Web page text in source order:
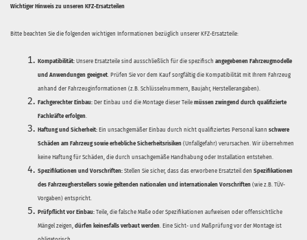
Wichtiger Hinweis zu unseren KFZ-Ersatzteilen
Bitte beachten Sie die folgenden wichtigen Informationen bezüglich unserer KFZ-Ersatzteile:
Kompatibilität: Unsere Ersatzteile sind ausschließlich für die spezifisch angegebenen Fahrzeugmodelle
und Anwendungen geeignet. Prüfen Sie vor dem Kauf sorgfältig die Kompatibilität mit Ihrem Fahrzeug
anhand der Fahrzeuginformationen (z.B. Schlüsselnummern, Baujahr, Herstellerangaben).
Fachgerechter Einbau: Der Einbau und die Montage dieser Teile müssen zwingend durch qualifizierte
Fachkräfte erfolgen.
Haftung und Sicherheit: Ein unsachgemäßer Einbau durch nicht qualifiziertes Personal kann schwere
Schäden am Fahrzeug sowie erhebliche Sicherheitsrisiken (Unfallgefahr) verursachen. Wir übernehmen
keine Haftung für Schäden, die durch unsachgemäße Handhabung oder Installation entstehen.
Spezifikationen und Vorschriften: Stellen Sie sicher, dass das erworbene Ersatzteil den Spezifikationen
des Fahrzeugherstellers sowie geltenden nationalen und internationalen Vorschriften (wie z.B. TÜV-
Vorgaben) entspricht.
Prüfpflicht vor Einbau: Teile, die falsche Maße oder Spezifikationen aufweisen oder offensichtliche
Mängel zeigen, dürfen keinesfalls verbaut werden. Eine Sicht- und Maßprüfung vor der Montage ist